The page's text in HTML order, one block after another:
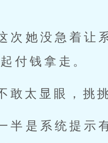
次她没急着让
付钱拿走。
敢太显眼，挑
半是系统提示